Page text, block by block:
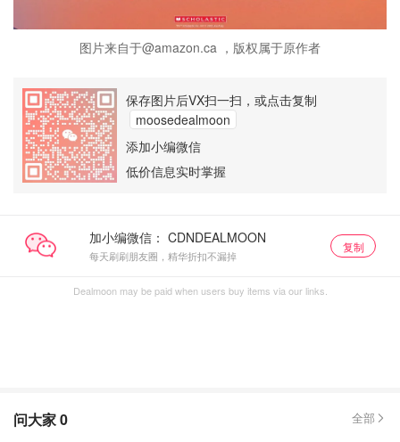
图片来自于@amazon.ca ，版权属于原作者
保存图片后VX扫一扫，或点击复制
moosedealmoon
添加小编微信
低价信息实时掌握
加小编微信：
每天刷刷朋友圈，精华折扣不漏掉
复制
Dealmoon may be paid when users buy items via our links.
问大家0 全部